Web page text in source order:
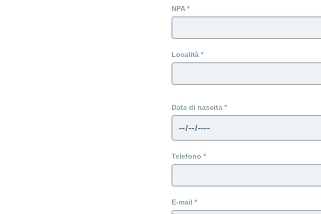
NPA
Località
Data di nascita
Telefono
E-mail